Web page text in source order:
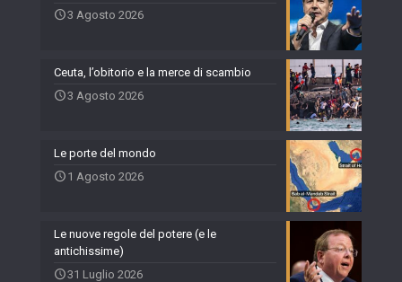
3 Agosto 2026
Ceuta, l’obitorio e la merce di scambio
3 Agosto 2026
Le porte del mondo
1 Agosto 2026
Le nuove regole del potere (e le
antichissime)
31 Luglio 2026